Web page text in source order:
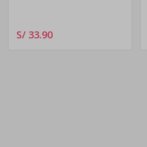
S/ 33.90